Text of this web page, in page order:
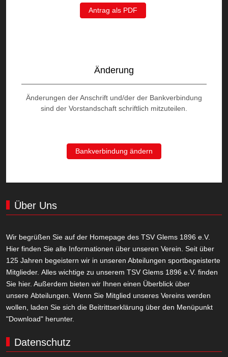
Antrag als PDF
Änderung
Änderungen der Anschrift und/der der Bankverbindung
sind der Vorstandschaft schriftlich mitzuteilen.
Bankverbindung ändern
Über Uns
Wir begrüßen Sie auf der Homepage des TSV Glems 1896 e.V.
Hier finden Sie alle Informationen über unseren Verein. Seit über
125 Jahren begeistern wir in unseren Abteilungen sportbegeisterte
Mitglieder. Alles wichtige zu unserem TSV Glems 1896 e.V. finden
Sie hier. Außerdem bieten wir Ihnen einen Überblick über
unsere Abteilungen. Wenn Sie Mitglied unseres Vereins werden
wollen, laden Sie sich die Beitrittserklärung über den Menüpunkt
"Download" herunter.
Datenschutz